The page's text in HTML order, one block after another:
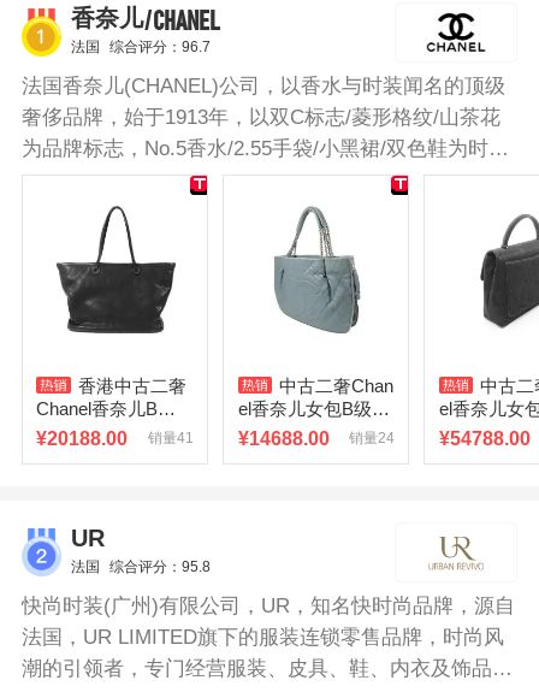
香奈儿/CHANEL
法国 综合评分：96.7
法国香奈儿(CHANEL)公司，以香水与时装闻名的顶级
奢侈品牌，始于1913年，以双C标志/菱形格纹/山茶花
为品牌标志，No.5香水/2.55手袋/小黑裙/双色鞋为时尚
界的经典，各大时装周的宠儿。
香港中古二奢
Chanel香奈儿B级9
新tote手提袋牛皮托
¥20188.00 销量41
中古二奢Chan
el香奈儿女包B级9
新tote手提袋牛皮托
¥14688.00 销量24
中古二
el香奈儿女
ndle Bag手
¥54788.00
UR
法国 综合评分：95.8
快尚时装(广州)有限公司，UR，知名快时尚品牌，源自
法国，UR LIMITED旗下的服装连锁零售品牌，时尚风
潮的引领者，专门经营服装、皮具、鞋、内衣及饰品的